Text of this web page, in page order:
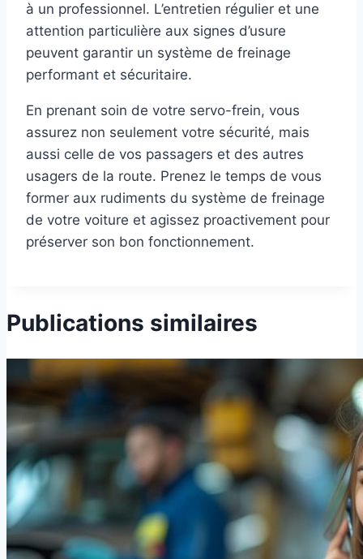
à un professionnel. L’entretien régulier et une
attention particulière aux signes d’usure
peuvent garantir un système de freinage
performant et sécuritaire.
En prenant soin de votre servo-frein, vous
assurez non seulement votre sécurité, mais
aussi celle de vos passagers et des autres
usagers de la route. Prenez le temps de vous
former aux rudiments du système de freinage
de votre voiture et agissez proactivement pour
préserver son bon fonctionnement.
Publications similaires